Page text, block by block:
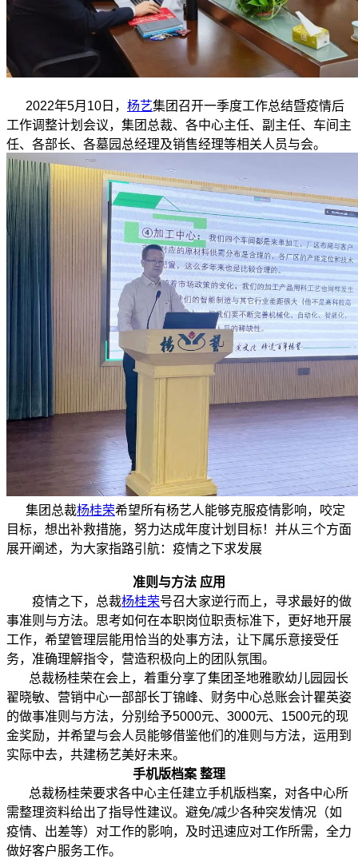
2022年5月10日， 杨艺集团召开一季度工作总结暨疫情后
工作调整计划会议，集团总裁、各中心主任、副主任、车间主
任、各部长、各墓园总经理及销售经理等相关人员与会。
集团总裁杨桂荣希望所有杨艺人能够克服疫情影响，咬定
目标，想出补救措施，努力达成年度计划目标！并从三个方面
展开阐述，为大家指路引航：疫情之下求发展
准则与方法 应用
疫情之下，总裁杨桂荣号召大家逆行而上，寻求最好的做
事准则与方法。思考如何在本职岗位职责标准下，更好地开展
工作，希望管理层能用恰当的处事方法，让下属乐意接受任
务，准确理解指令，营造积极向上的团队氛围。
总裁杨桂荣在会上，着重分享了集团圣地雅歌幼儿园园长
翟晓敏、营销中心一部部长丁锦峰、财务中心总账会计瞿英姿
的做事准则与方法，分别给予5000元、3000元、1500元的现
金奖励，并希望与会人员能够借鉴他们的准则与方法，运用到
实际中去，共建杨艺美好未来。
手机版档案 整理
总裁杨桂荣要求各中心主任建立手机版档案，对各中心所
需整理资料给出了指导性建议。避免/减少各种突发情况（如
疫情、出差等）对工作的影响，及时迅速应对工作所需，全力
做好客户服务工作。